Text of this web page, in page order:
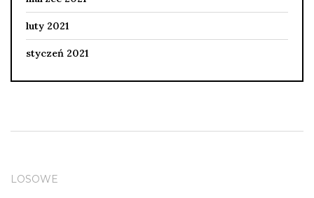
luty 2021
styczeń 2021
LOSOWE